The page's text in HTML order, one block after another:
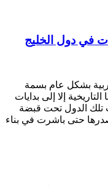
في دول الخليج
بشكل عام بسمة
إلا إلى بدايات
تلك الدول تحت قبضة
حتى باشرت في بناء